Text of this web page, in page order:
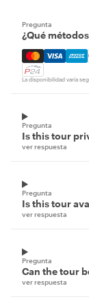
Pregunta
¿Qué
Mastercard,
La disponibilidad varía
Pregunta
Is this tour
ver respuesta
Pregunta
Is this tour
ver respuesta
Pregunta
Can the tour
ver respuesta